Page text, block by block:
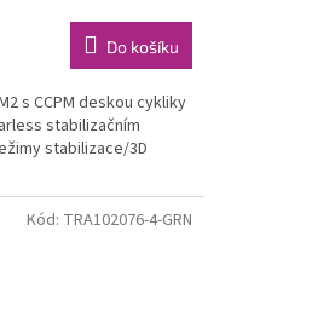
Do košíku
s CCPM deskou cykliky
stabilizačním
stabilizace/3D
Kód: TRA102076-4-GRN